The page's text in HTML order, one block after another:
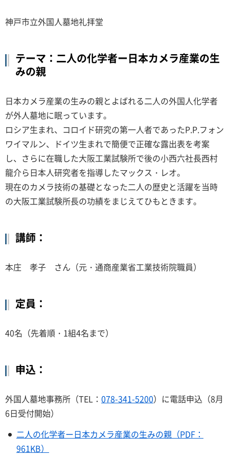
神戸市立外国人墓地礼拝堂
テーマ：二人の化学者ー日本カメラ産業の生
みの親
日本カメラ産業の生みの親とよばれる二人の外国人化学者
が外人墓地に眠っています。
ロシア生まれ、コロイド研究の第一人者であったP.P.フォン
ワイマルン、ドイツ生まれで簡便で正確な露出表を考案
し、さらに在職した大阪工業試験所で後の小西六社長西村
龍介ら日本人研究者を指導したマックス・レオ。
現在のカメラ技術の基礎となった二人の歴史と活躍を当時
の大阪工業試験所長の功績をまじえてひもときます。
講師：
本庄 孝子 さん（元・通商産業省工業技術院職員）
定員：
40名（先着順・1組4名まで）
申込：
外国人墓地事務所（TEL： 078-341-5200）に電話申込（8月
6日受付開始）
二人の化学者ー日本カメラ産業の生みの親（PDF：
961KB）